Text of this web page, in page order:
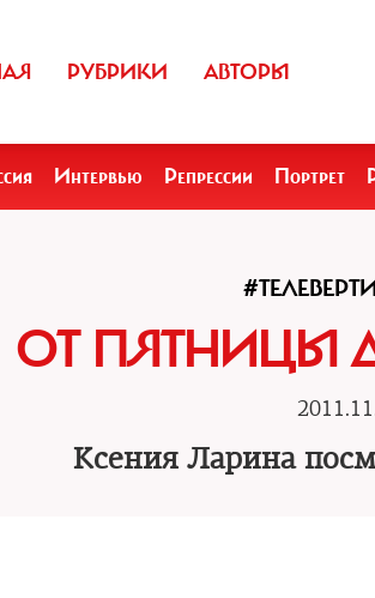
РУБРИКИ АВТОРЫ
Интервью Репрессии Портрет
ОТ ПЯТНИЦЫ
Ксения Ларина